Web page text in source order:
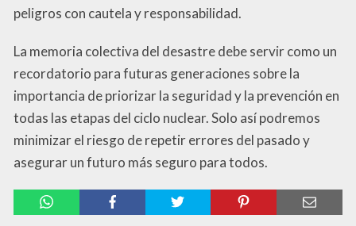
peligros con cautela y responsabilidad.
La memoria colectiva del desastre debe servir como un
recordatorio para futuras generaciones sobre la
importancia de priorizar la seguridad y la prevención en
todas las etapas del ciclo nuclear. Solo así podremos
minimizar el riesgo de repetir errores del pasado y
asegurar un futuro más seguro para todos.